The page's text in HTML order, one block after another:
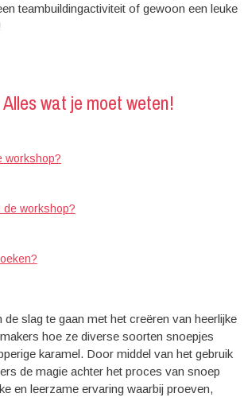
teambuildingactiviteit of gewoon een leuke
wat je moet weten!
workshop?
de workshop?
slag te gaan met het creëren van heerlijke
hoe ze diverse soorten snoepjes
karamel. Door middel van het gebruik
de magie achter het proces van snoep
en leerzame ervaring waarbij proeven,